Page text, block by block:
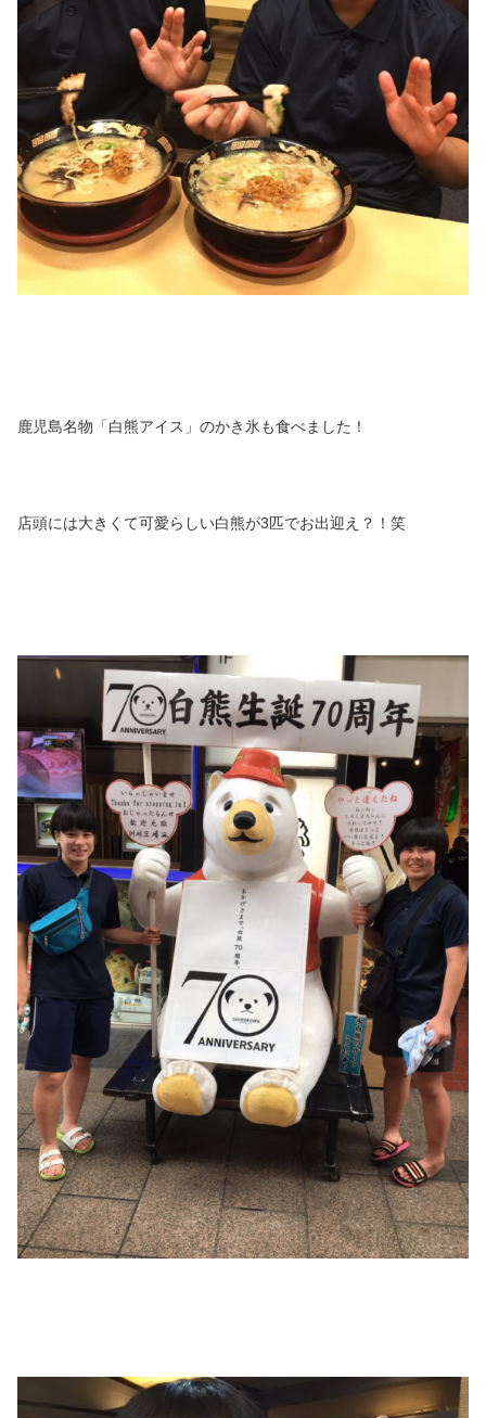
鹿児島名物「白熊アイス」のかき氷も食べました！
店頭には大きくて可愛らしい白熊が3匹でお出迎え？！笑